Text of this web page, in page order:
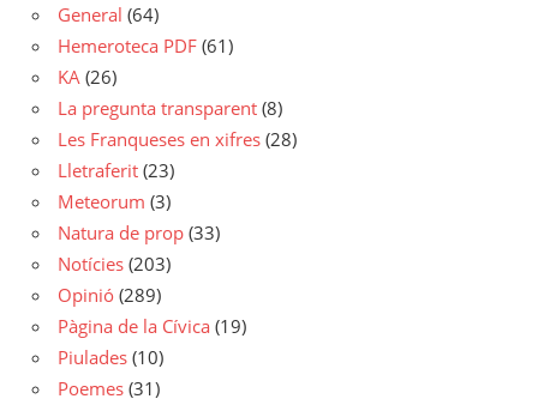
General (64)
Hemeroteca PDF (61)
KA (26)
La pregunta transparent (8)
Les Franqueses en xifres (28)
Lletraferit (23)
Meteorum (3)
Natura de prop (33)
Notícies (203)
Opinió (289)
Pàgina de la Cívica (19)
Piulades (10)
Poemes (31)